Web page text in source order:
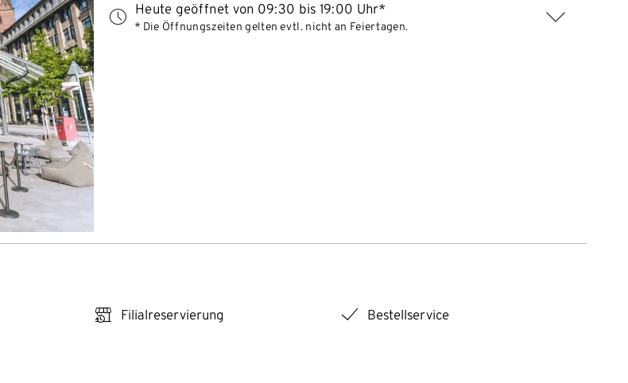
Heute geöffnet von 09:30 bis 19:00 Uhr*
* Die Öffnungszeiten gelten evtl. nicht an Feiertagen.
click_reserve_store Filialreservierung checkmark Bestellservice